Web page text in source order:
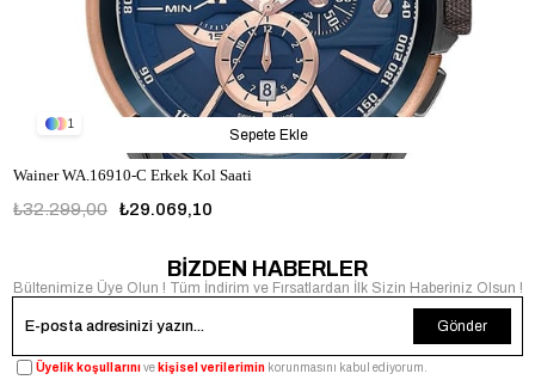
1
Wainer WA.16910-C Erkek Kol Saati
₺29.069,10
₺32.299,00
Sepete Ekle
BİZDEN HABERLER
Bültenimize Üye Olun ! Tüm İndirim ve Fırsatlardan İlk Sizin Haberiniz Olsun !
Gönder
Üyelik koşullarınıve kişisel verilerimin korunmasını kabul ediyorum.